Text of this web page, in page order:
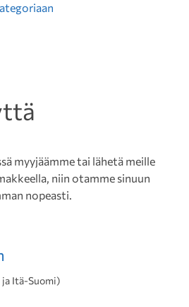
myyjäämme tai lähetä meille
niin otamme sinuun
nopeasti.
Itä-Suomi)